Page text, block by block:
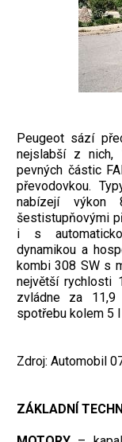
Peugeot sází
nejslabší z nich,
pevných částic
převodovkou.
nabízejí
šestistupňovými
i s
dynamikou a
kombi 308 SW s
největší rychlosti
zvládne za 11,9
spotřebu kolem 5
Zdroj: Automobil
ZÁKLADNÍ